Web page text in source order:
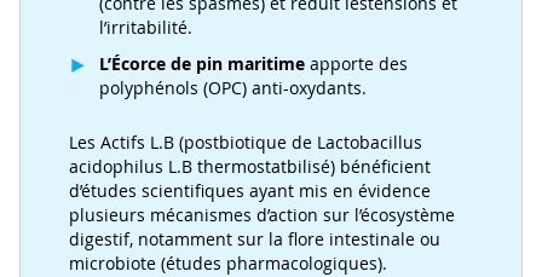
l’irritabilité.
L’Écorce de pin maritime apporte des
polyphénols (OPC) anti-oxydants.
Les Actifs L.B (postbiotique de Lactobacillus
acidophilus L.B thermostatbilisé) bénéficient
d’études scientifiques ayant mis en évidence
plusieurs mécanismes d’action sur l’écosystème
digestif, notamment sur la flore intestinale ou
microbiote (études pharmacologiques).